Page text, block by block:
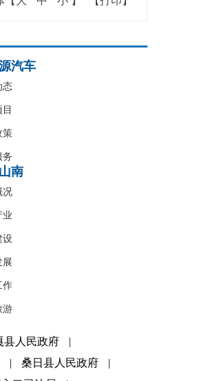
汽车
态
策
务
南
况
业
设
展
作
游
县人民政府
|
| 桑日县人民政府
|